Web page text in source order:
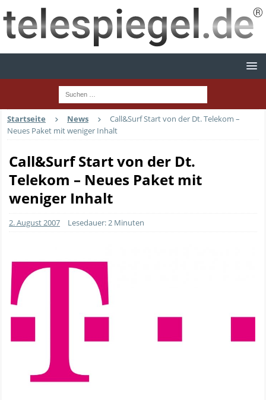
Startseite News
Call&Surf Start von der Dt. Telekom –
Neues Paket mit weniger Inhalt
Call&Surf Start von der Dt.
Telekom – Neues Paket mit
weniger Inhalt
2. August 2007 Lesedauer: 2 Minuten